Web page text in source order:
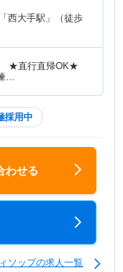
西大手駅」（徒歩
★直行直帰OK★
…
採用中
わせる
ソップの求人一覧